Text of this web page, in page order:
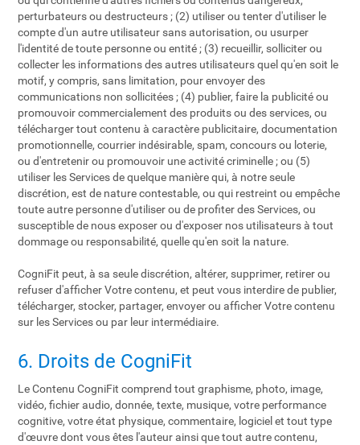
perturbateurs ou destructeurs ; (2) utiliser ou tenter d'utiliser le
compte d'un autre utilisateur sans autorisation, ou usurper
l'identité de toute personne ou entité ; (3) recueillir, solliciter ou
collecter les informations des autres utilisateurs quel qu'en soit le
motif, y compris, sans limitation, pour envoyer des
communications non sollicitées ; (4) publier, faire la publicité ou
promouvoir commercialement des produits ou des services, ou
télécharger tout contenu à caractère publicitaire, documentation
promotionnelle, courrier indésirable, spam, concours ou loterie,
ou d'entretenir ou promouvoir une activité criminelle ; ou (5)
utiliser les Services de quelque manière qui, à notre seule
discrétion, est de nature contestable, ou qui restreint ou empêche
toute autre personne d'utiliser ou de profiter des Services, ou
susceptible de nous exposer ou d'exposer nos utilisateurs à tout
dommage ou responsabilité, quelle qu'en soit la nature.
CogniFit peut, à sa seule discrétion, altérer, supprimer, retirer ou
refuser d'afficher Votre contenu, et peut vous interdire de publier,
télécharger, stocker, partager, envoyer ou afficher Votre contenu
sur les Services ou par leur intermédiaire.
6. Droits de CogniFit
Le Contenu CogniFit comprend tout graphisme, photo, image,
vidéo, fichier audio, donnée, texte, musique, votre performance
cognitive, votre état physique, commentaire, logiciel et tout type
d'œuvre dont vous êtes l'auteur ainsi que tout autre contenu,